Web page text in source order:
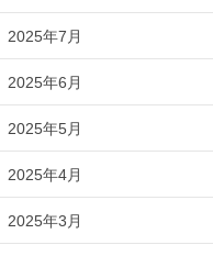
2025年7月
2025年6月
2025年5月
2025年4月
2025年3月